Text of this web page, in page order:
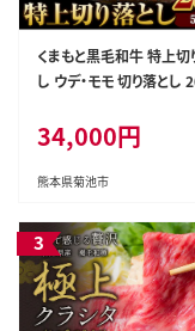
くまもと黒毛和牛 特上切
し ウデ・モモ 切り落とし
定(土日祝除く)》冷凍庫
分け 小分け 個包装 モモ
ス 肉 お肉 しゃぶしゃぶ す
34,000円
熊本県菊池市